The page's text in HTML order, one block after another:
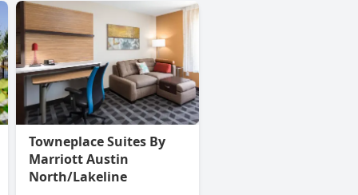
Towneplace Suites By
Marriott Austin
North/Lakeline